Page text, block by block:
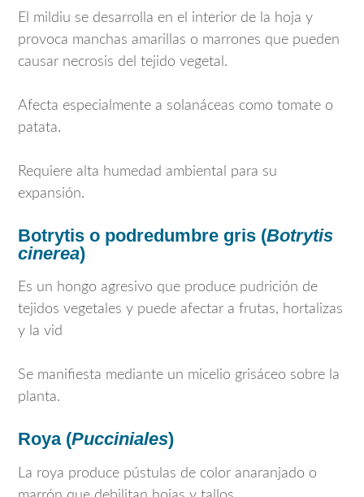
El mildiu se desarrolla en el interior de la hoja y
provoca manchas amarillas o marrones que pueden
causar necrosis del tejido vegetal.
Afecta especialmente a solanáceas como tomate o
patata.
Requiere alta humedad ambiental para su
expansión.
Botrytis o podredumbre gris (Botrytis
cinerea)
Es un hongo agresivo que produce pudrición de
tejidos vegetales y puede afectar a frutas, hortalizas
y la vid
Se manifiesta mediante un micelio grisáceo sobre la
planta.
Roya (Pucciniales)
La roya produce pústulas de color anaranjado o